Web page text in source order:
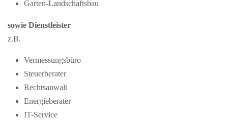
Garten-Landschaftsbau
sowie Dienstleister
z.B.
Vermessungsbüro
Steuerberater
Rechtsanwalt
Energieberater
IT-Service